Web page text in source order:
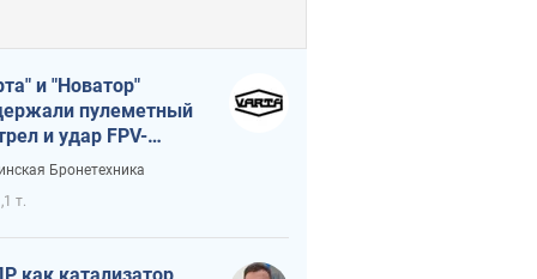
и "Новатор"
пулеметный
и удар FPV-
сохранив жизнь
Бронетехника
т.